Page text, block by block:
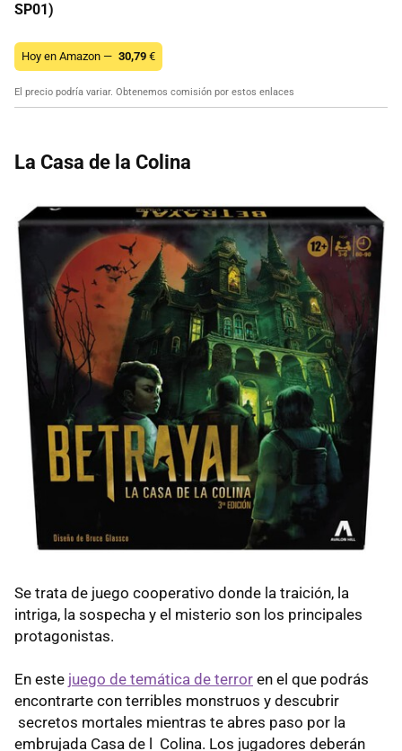
SP01)
Hoy en Amazon — 30,79 €
El precio podría variar. Obtenemos comisión por estos enlaces
La Casa de la Colina
Se trata de juego cooperativo donde la traición, la
intriga, la sospecha y el misterio son los principales
protagonistas.
En este juego de temática de terror en el que podrás
encontrarte con terribles monstruos y descubrir
secretos mortales mientras te abres paso por la
embrujada Casa de l Colina. Los jugadores deberán